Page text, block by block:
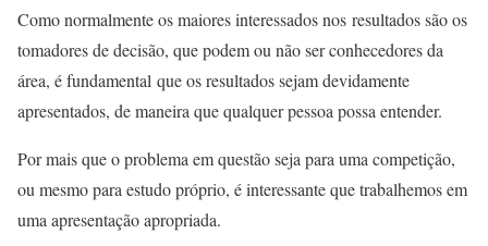
Como normalmente os maiores interessados nos resultados são os
tomadores de decisão, que podem ou não ser conhecedores da
área, é fundamental que os resultados sejam devidamente
apresentados, de maneira que qualquer pessoa possa entender.
Por mais que o problema em questão seja para uma competição,
ou mesmo para estudo próprio, é interessante que trabalhemos em
uma apresentação apropriada.